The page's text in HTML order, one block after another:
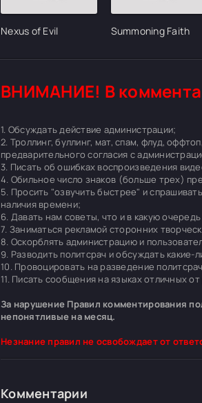
Nexus of Evil Summoning Faith
ВНИМАНИЕ! В
1. Обсуждать действие администрации;
2. Троллинг, буллинг, мат, спам, флуд,
предварительного согласия с
3. Писать об ошибках воспроизведения
4. Обильное число знаков (больше трех)
5. Просить "озвучить быстрее" и
наличия времени;
6. Давать нам советы, что и в какую очередь
7. Заниматься рекламой сторонних
8. Оскорблять администрацию и
9. Разводить политсрач и обсуждать
10. Провоцировать на разведение
11. Писать сообщения на языках отличных от
За нарушение Правил комментирования
непонятливые на месяц.
Незнание правил не освобождает от
Комментарии